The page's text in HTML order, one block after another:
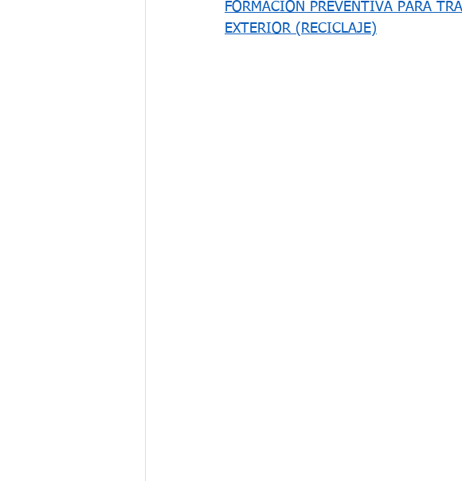
FORMACIÓN PREVENTIVA PARA
EXTERIOR (RECICLAJE)